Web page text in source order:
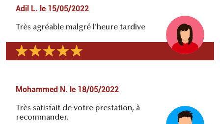
Adil L. le 15/05/2022
Très agréable malgré l'heure tardive
Mohammed N. le 18/05/2022
Très satisfait de votre prestation, à
recommander.